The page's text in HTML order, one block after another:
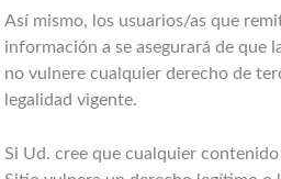
Así mismo, los usuarios/as que
información a se asegurará de que
no vulnere cualquier derecho de
legalidad vigente.
Si Ud. cree que cualquier